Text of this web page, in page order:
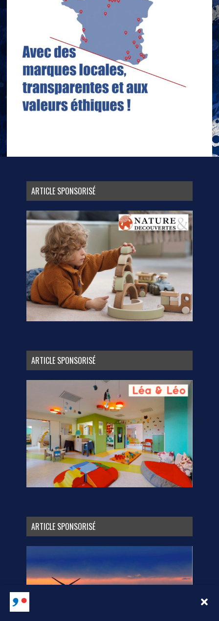
ARTICLE SPONSORISÉ
ARTICLE SPONSORISÉ
ARTICLE SPONSORISÉ